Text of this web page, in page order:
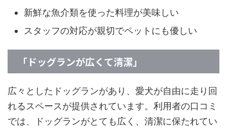
新鮮な魚介類を使った料理が美味しい
スタッフの対応が親切でペットにも優しい
「ドッグランが広くて清潔」
広々としたドッグランがあり、愛犬が自由に走り回
れるスペースが提供されています。利用者の口コミ
では、ドッグランがとても広く、清潔に保たれてい